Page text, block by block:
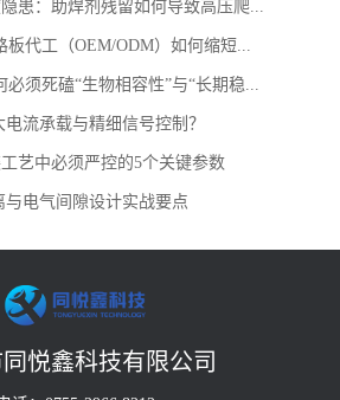
患：助焊剂残留如何导致高压爬...
代工（OEM/ODM）如何缩短...
须死磕“生物相容性”与“长期稳...
流承载与精细信号控制？
艺中必须严控的5个关键参数
与电气间隙设计实战要点
悦鑫科技有限公司